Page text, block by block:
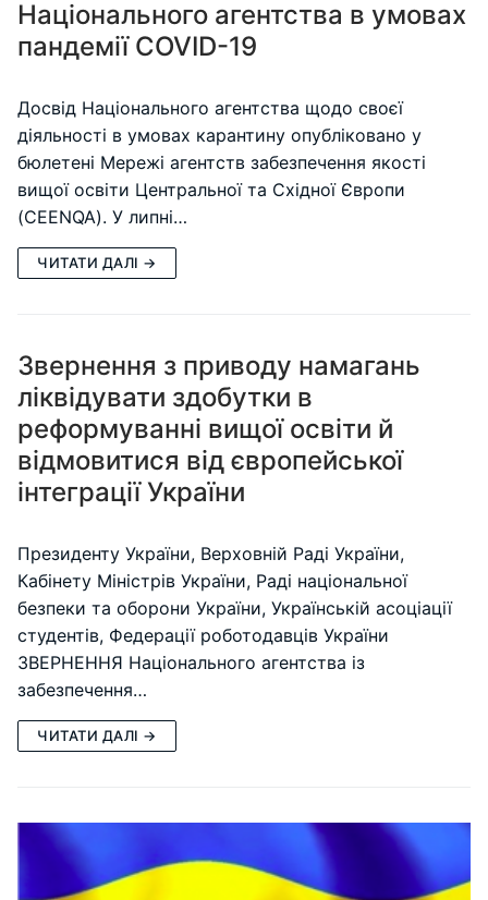
Національного агентства в умовах
пандемії COVID-19
Досвід Національного агентства щодо своєї
діяльності в умовах карантину опубліковано у
бюлетені Мережі агентств забезпечення якості
вищої освіти Центральної та Східної Європи
(CEENQA). У липні…
ЧИТАТИ ДАЛІ →
Звернення з приводу намагань
ліквідувати здобутки в
реформуванні вищої освіти й
відмовитися від європейської
інтеграції України
Президенту України, Верховній Раді України,
Кабінету Міністрів України, Раді національної
безпеки та оборони України, Українській асоціації
студентів, Федерації роботодавців України
ЗВЕРНЕННЯ Національного агентства із
забезпечення…
ЧИТАТИ ДАЛІ →